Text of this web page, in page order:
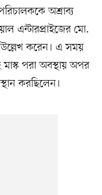
অশ্রাব্য
এন্টারপ্রাইজের মো.
করেন। এ সময়
পরা অবস্থায় অপর
করছিলেন।